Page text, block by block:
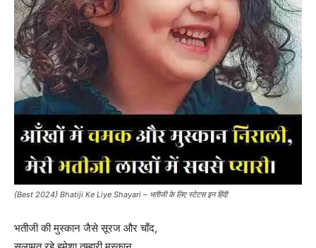
{Best 2024} Bhatiji Ke Liye Shayari – भतीजी के लिए स्टेटस इन हिंदी
भतीजी की मुस्कान जैसे सूरज और चाँद,